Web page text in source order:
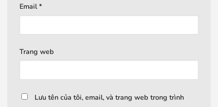
Email*
Trang web
Lưu tên của tôi, email, và trang web trong trình